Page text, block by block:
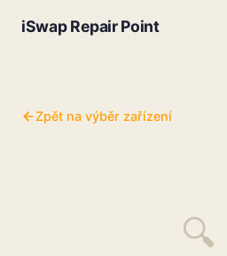
iSwap Repair Point
Zpět na výběr zařízení
🔍